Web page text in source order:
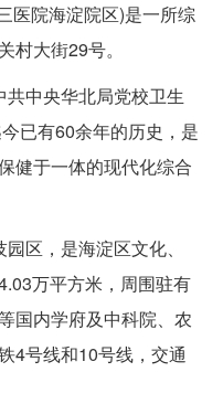
医院海淀院区)是一所综
村大街29号。
中央华北局党校卫生
已有60余年的历史，是
健于一体的现代化综合
区，是海淀区文化、
万平方米，周围驻有
国内学府及中科院、农
4号线和10号线，交通